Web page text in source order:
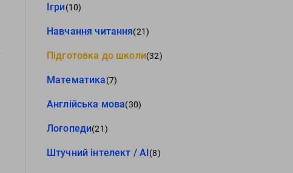
Ігри(10)
Навчання читання(21)
Підготовка до школи(32)
Математика(7)
Англійська мова(30)
Логопеди(21)
Штучний інтелект / AI(8)